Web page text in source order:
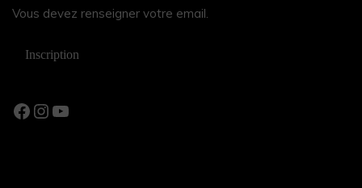
Vous devez renseigner votre email.